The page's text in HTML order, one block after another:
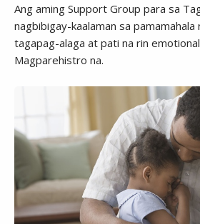
Ang aming Support Group para sa
nagbibigay-kaalaman sa
tagapag-alaga at pati na rin
Magparehistro na.